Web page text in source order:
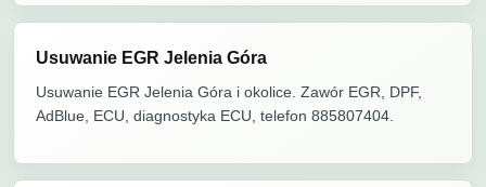
Usuwanie EGR Jelenia Góra
Usuwanie EGR Jelenia Góra i okolice. Zawór EGR, DPF,
AdBlue, ECU, diagnostyka ECU, telefon 885807404.